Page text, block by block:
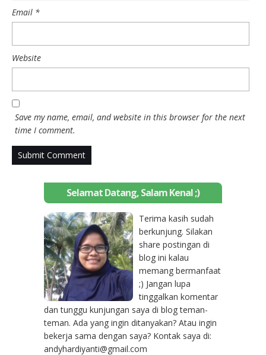
Email *
Website
Save my name, email, and website in this browser for the next
time I comment.
Selamat Datang, Salam Kenal ;)
Terima kasih sudah
berkunjung. Silakan
share postingan di
blog ini kalau
memang bermanfaat
;) Jangan lupa
tinggalkan komentar
dan tunggu kunjungan saya di blog teman-
teman. Ada yang ingin ditanyakan? Atau ingin
bekerja sama dengan saya? Kontak saya di:
andyhardiyanti@gmail.com